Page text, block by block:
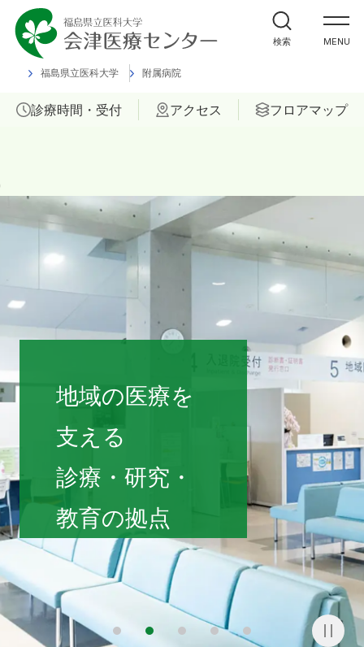
福島県立医科大学 附属病院
MENU
外来受診の方
入院・ご面会の方
診療科
ご相談
当院について
医療関係者の方へ
診療時間・受付 アクセス フロアマップ
検索
福島県立医科大学 会津診療セン
地域の医療を
支える
診療・研究・
教育の拠点
2 5